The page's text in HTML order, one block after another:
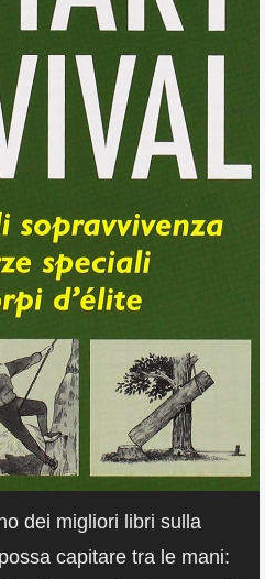
dei migliori libri sulla
capitare tra le mani: